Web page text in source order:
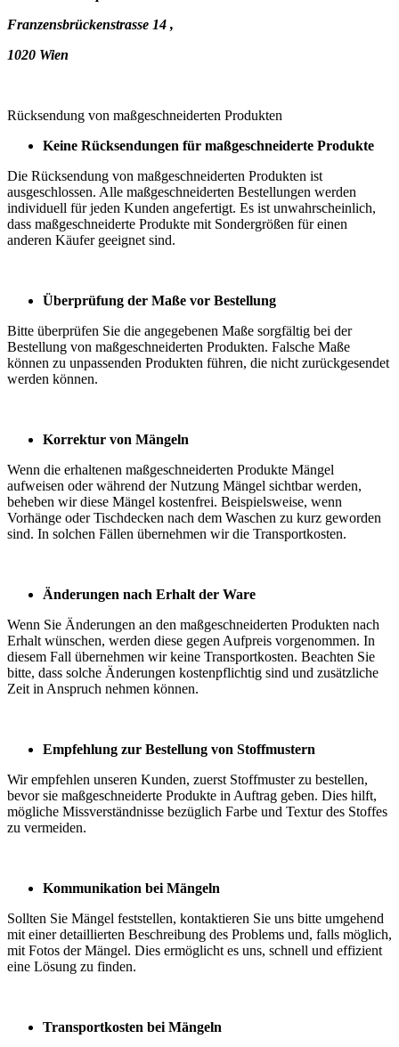
Franzensbrückenstrasse 14 ,
1020 Wien
Rücksendung von maßgeschneiderten Produkten
Keine Rücksendungen für maßgeschneiderte Produkte
Die Rücksendung von maßgeschneiderten Produkten ist
ausgeschlossen. Alle maßgeschneiderten Bestellungen werden
individuell für jeden Kunden angefertigt. Es ist unwahrscheinlich,
dass maßgeschneiderte Produkte mit Sondergrößen für einen
anderen Käufer geeignet sind.
Überprüfung der Maße vor Bestellung
Bitte überprüfen Sie die angegebenen Maße sorgfältig bei der
Bestellung von maßgeschneiderten Produkten. Falsche Maße
können zu unpassenden Produkten führen, die nicht zurückgesendet
werden können.
Korrektur von Mängeln
Wenn die erhaltenen maßgeschneiderten Produkte Mängel
aufweisen oder während der Nutzung Mängel sichtbar werden,
beheben wir diese Mängel kostenfrei. Beispielsweise, wenn
Vorhänge oder Tischdecken nach dem Waschen zu kurz geworden
sind. In solchen Fällen übernehmen wir die Transportkosten.
Änderungen nach Erhalt der Ware
Wenn Sie Änderungen an den maßgeschneiderten Produkten nach
Erhalt wünschen, werden diese gegen Aufpreis vorgenommen. In
diesem Fall übernehmen wir keine Transportkosten. Beachten Sie
bitte, dass solche Änderungen kostenpflichtig sind und zusätzliche
Zeit in Anspruch nehmen können.
Empfehlung zur Bestellung von Stoffmustern
Wir empfehlen unseren Kunden, zuerst Stoffmuster zu bestellen,
bevor sie maßgeschneiderte Produkte in Auftrag geben. Dies hilft,
mögliche Missverständnisse bezüglich Farbe und Textur des Stoffes
zu vermeiden.
Kommunikation bei Mängeln
Sollten Sie Mängel feststellen, kontaktieren Sie uns bitte umgehend
mit einer detaillierten Beschreibung des Problems und, falls möglich,
mit Fotos der Mängel. Dies ermöglicht es uns, schnell und effizient
eine Lösung zu finden.
Transportkosten bei Mängeln